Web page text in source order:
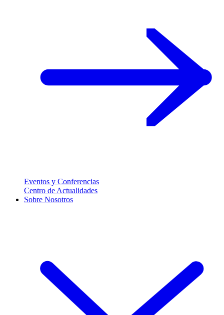
Eventos y Conferencias
Centro de Actualidades
Sobre Nosotros